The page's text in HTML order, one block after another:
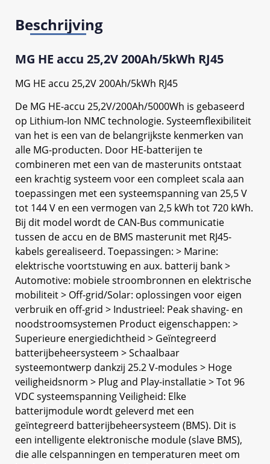
Beschrijving
MG HE accu 25,2V 200Ah/5kWh RJ45
MG HE accu 25,2V 200Ah/5kWh RJ45
De MG HE-accu 25,2V/200Ah/5000Wh is gebaseerd
op Lithium-Ion NMC technologie. Systeemflexibiliteit
van het is een van de belangrijkste kenmerken van
alle MG-producten. Door HE-batterijen te
combineren met een van de masterunits ontstaat
een krachtig systeem voor een compleet scala aan
toepassingen met een systeemspanning van 25,5 V
tot 144 V en een vermogen van 2,5 kWh tot 720 kWh.
Bij dit model wordt de CAN-Bus communicatie
tussen de accu en de BMS masterunit met RJ45-
kabels gerealiseerd. Toepassingen: > Marine:
elektrische voortstuwing en aux. batterij bank >
Automotive: mobiele stroombronnen en elektrische
mobiliteit > Off-grid/Solar: oplossingen voor eigen
verbruik en off-grid > Industrieel: Peak shaving- en
noodstroomsystemen Product eigenschappen: >
Superieure energiedichtheid > Geïntegreerd
batterijbeheersysteem > Schaalbaar
systeemontwerp dankzij 25.2 V-modules > Hoge
veiligheidsnorm > Plug and Play-installatie > Tot 96
VDC systeemspanning Veiligheid: Elke
batterijmodule wordt geleverd met een
geïntegreerd batterijbeheersysteem (BMS). Dit is
een intelligente elektronische module (slave BMS),
die alle celspanningen en temperaturen meet om